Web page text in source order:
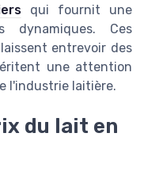
qui fournit une
dynamiques. Ces
entrevoir des
une attention
l'industrie laitière.
du lait en